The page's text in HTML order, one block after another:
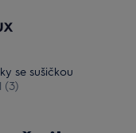
se sušičkou
(3)